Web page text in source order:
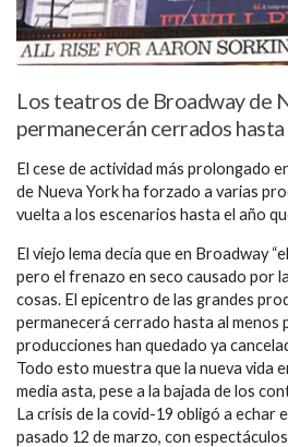
Los teatros de Broadway de
permanecerán cerrados
El cese de actividad más prolongado
de Nueva York ha forzado a varias
vuelta a los escenarios hasta el año
El viejo lema decía que en Broadway
pero el frenazo en seco causado por
cosas. El epicentro de las grandes
permanecerá cerrado hasta al menos
producciones han quedado ya
Todo esto muestra que la nueva vida
media asta, pese a la bajada de los
La crisis de la covid-19 obligó a echar
pasado 12 de marzo, con